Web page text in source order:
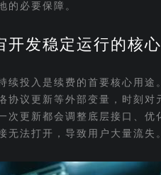
的必要保障。
开发稳定运行的核
续投入是续费的首要核心用
协议更新等外部变量，时刻
次更新都会调整底层接口、
无法打开，导致用户大量流失